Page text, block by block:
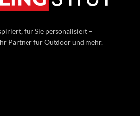
für Sie personalisiert –
Partner für Outdoor und mehr.